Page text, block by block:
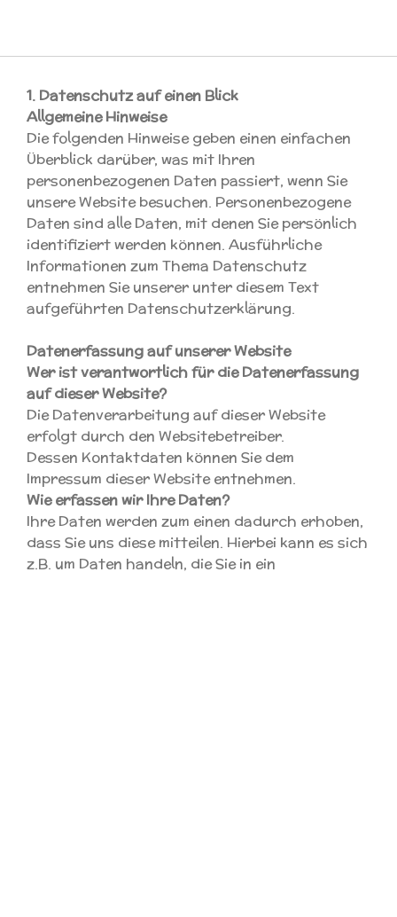
1. Datenschutz auf einen Blick
Allgemeine Hinweise
Die folgenden Hinweise geben einen einfachen
Überblick darüber, was mit Ihren
personenbezogenen Daten passiert, wenn Sie
unsere Website besuchen. Personenbezogene
Daten sind alle Daten, mit denen Sie persönlich
identifiziert werden können. Ausführliche
Informationen zum Thema Datenschutz
entnehmen Sie unserer unter diesem Text
aufgeführten Datenschutzerklärung.
Datenerfassung auf unserer Website
Wer ist verantwortlich für die Datenerfassung
auf dieser Website?
Die Datenverarbeitung auf dieser Website
erfolgt durch den Websitebetreiber.
Dessen Kontaktdaten können Sie dem
Impressum dieser Website entnehmen.
Wie erfassen wir Ihre Daten?
Ihre Daten werden zum einen dadurch erhoben,
dass Sie uns diese mitteilen. Hierbei kann es sich
z.B. um Daten handeln, die Sie in ein